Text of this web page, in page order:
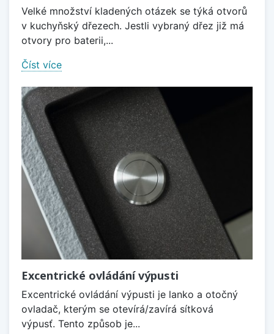
Velké množství kladených otázek se týká otvorů
v kuchyňský dřezech. Jestli vybraný dřez již má
otvory pro baterii,...
Číst více
Excentrické ovládání výpusti
Excentrické ovládání výpusti je lanko a otočný
ovladač, kterým se otevírá/zavírá sítková
výpusť. Tento způsob je...